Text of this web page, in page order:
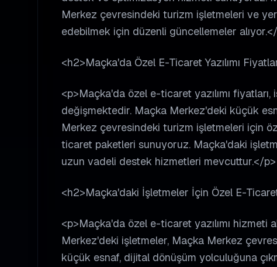
Merkez çevresindeki turizm işletmeleri ve
edebilmek için düzenli güncellemeler
<h2>Maçka'da Özel E-Ticaret Yazılımı
<p>Maçka'da özel e-ticaret yazılımı
değişmektedir. Maçka Merkez'deki küçük
Merkez çevresindeki turizm işletmeleri için
ticaret paketleri sunuyoruz. Maçka'daki
uzun vadeli destek hizmetleri mevcuttur.</p>
<h2>Maçka'daki İşletmeler İçin Özel E-Ticaret
<p>Maçka'da özel e-ticaret yazılımı
Merkez'deki işletmeler, Maçka Merkez
küçük esnaf, dijital dönüşüm yolculuğuna